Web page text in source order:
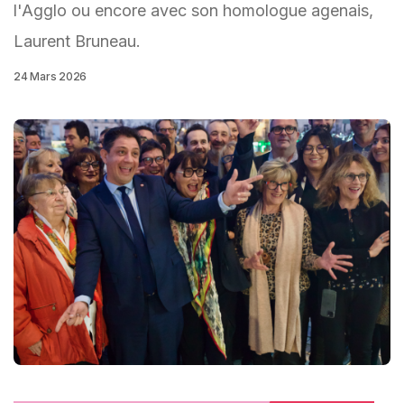
l'Agglo ou encore avec son homologue agenais,
Laurent Bruneau.
24 Mars 2026